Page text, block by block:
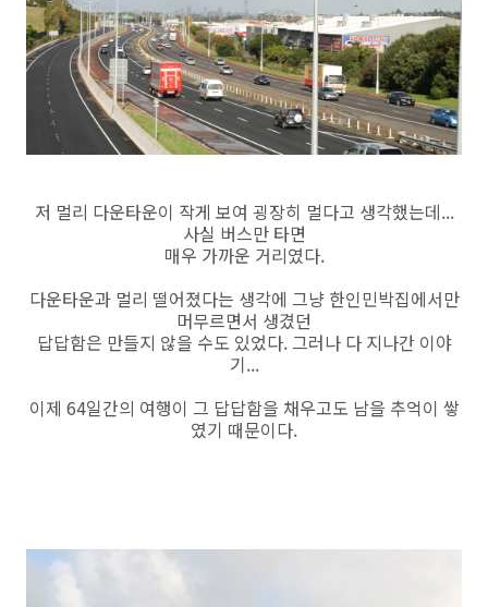
저 멀리 다운타운이 작게 보여 굉장히 멀다고 생각했는데...
사실 버스만 타면
매우 가까운 거리였다.
다운타운과 멀리 떨어졌다는 생각에 그냥 한인민박집에서만
머무르면서 생겼던
답답함은 만들지 않을 수도 있었다. 그러나 다 지나간 이야
기...
이제 64일간의 여행이 그 답답함을 채우고도 남을 추억이 쌓
였기 때문이다.